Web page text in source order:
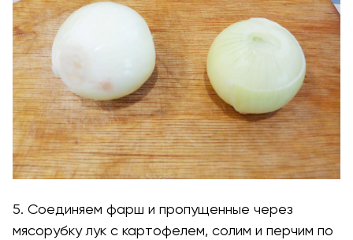
5. Соединяем фарш и пропущенные через
мясорубку лук с картофелем, солим и перчим по